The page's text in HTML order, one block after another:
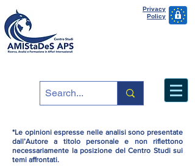
Privacy
Policy
*Le opinioni espresse nelle analisi sono presentate
dall’Autore a titolo personale e non riflettono
necessariamente la posizione del Centro Studi sui
temi affrontati.